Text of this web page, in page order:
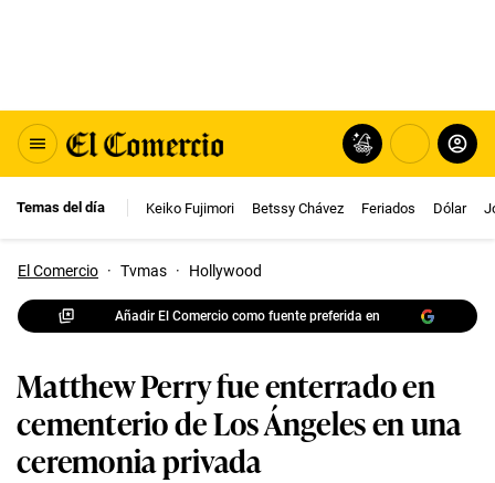
Temas del día Keiko Fujimori Betssy Chávez Feriados Dólar
El Comercio · Tvmas · Hollywood
Añadir El Comercio como fuente preferida en
Matthew Perry fue enterrado en
cementerio de Los Ángeles en una
ceremonia privada